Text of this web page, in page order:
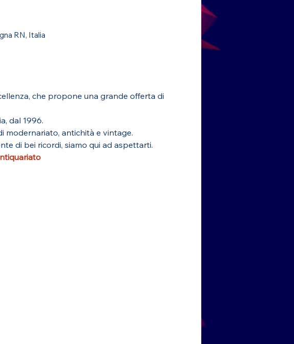
RN, Italia
che propone una grande offerta di
dal 1996.
modernariato, antichità e vintage.
di bei ricordi, siamo qui ad aspettarti.